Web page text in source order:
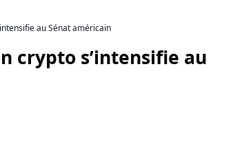
au Sénat américain
crypto s’intensifie au